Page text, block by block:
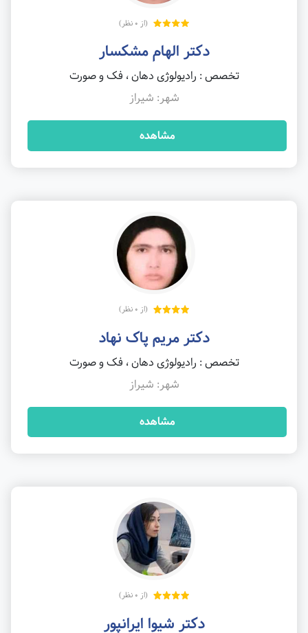
(از 0 نظر)
دکتر الهام مشکسار
تخصص : رادیولوژی دهان ، فک و صورت
شهر: شیراز
مشاهده
(از 0 نظر)
دکتر مریم پاک نهاد
تخصص : رادیولوژی دهان ، فک و صورت
شهر: شیراز
مشاهده
(از 0 نظر)
دکتر شیوا ایرانپور